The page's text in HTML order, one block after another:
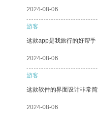
2024-08-06
游客
这款app是我旅行的好帮
2024-08-06
游客
这款软件的界面设计非常简
2024-08-06